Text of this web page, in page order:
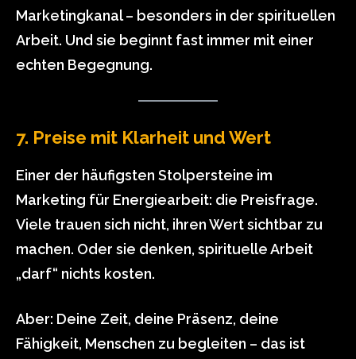
Marketingkanal – besonders in der spirituellen
Arbeit. Und sie beginnt fast immer mit einer
echten Begegnung.
7. Preise mit Klarheit und Wert
Einer der häufigsten Stolpersteine im
Marketing für Energiearbeit: die Preisfrage.
Viele trauen sich nicht, ihren Wert sichtbar zu
machen. Oder sie denken, spirituelle Arbeit
„darf“ nichts kosten.
Aber: Deine Zeit, deine Präsenz, deine
Fähigkeit, Menschen zu begleiten – das ist